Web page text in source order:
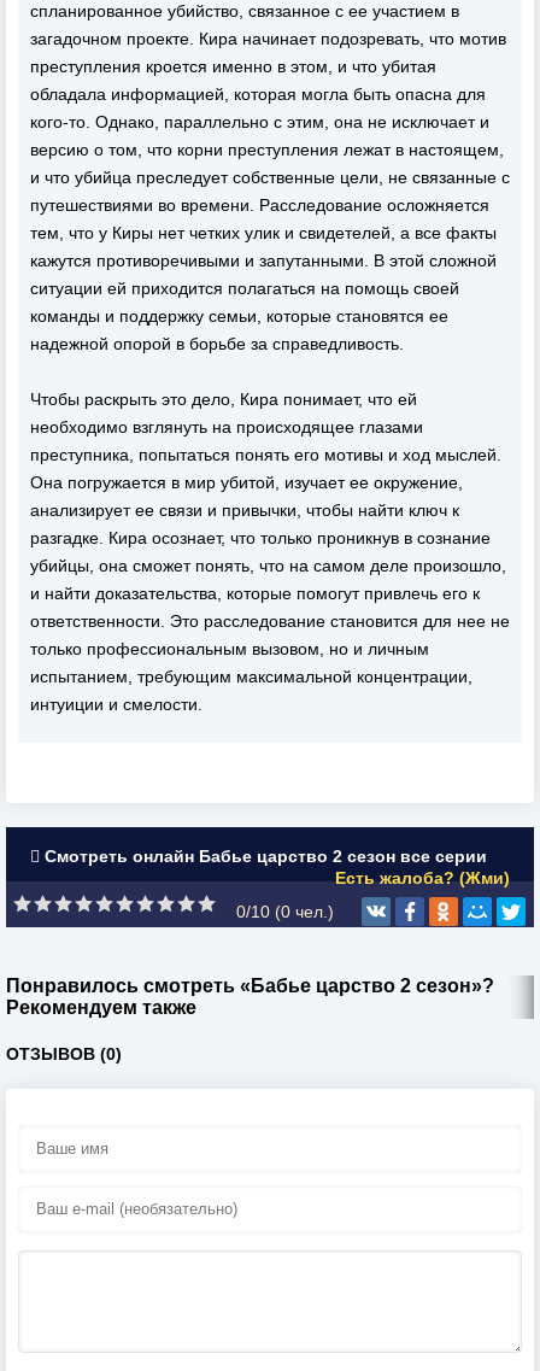
спланированное убийство, связанное с ее участием в
загадочном проекте. Кира начинает подозревать, что мотив
преступления кроется именно в этом, и что убитая
обладала информацией, которая могла быть опасна для
кого-то. Однако, параллельно с этим, она не исключает и
версию о том, что корни преступления лежат в настоящем,
и что убийца преследует собственные цели, не связанные с
путешествиями во времени. Расследование осложняется
тем, что у Киры нет четких улик и свидетелей, а все факты
кажутся противоречивыми и запутанными. В этой сложной
ситуации ей приходится полагаться на помощь своей
команды и поддержку семьи, которые становятся ее
надежной опорой в борьбе за справедливость.
Чтобы раскрыть это дело, Кира понимает, что ей
необходимо взглянуть на происходящее глазами
преступника, попытаться понять его мотивы и ход мыслей.
Она погружается в мир убитой, изучает ее окружение,
анализирует ее связи и привычки, чтобы найти ключ к
разгадке. Кира осознает, что только проникнув в сознание
убийцы, она сможет понять, что на самом деле произошло,
и найти доказательства, которые помогут привлечь его к
ответственности. Это расследование становится для нее не
только профессиональным вызовом, но и личным
испытанием, требующим максимальной концентрации,
интуиции и смелости.
Смотреть онлайн Бабье царство 2 сезон все серии
Есть жалоба? (Жми)
0/10 (0 чел.)
Понравилось смотреть «Бабье царство 2 сезон»?
Рекомендуем также
ОТЗЫВОВ (0)